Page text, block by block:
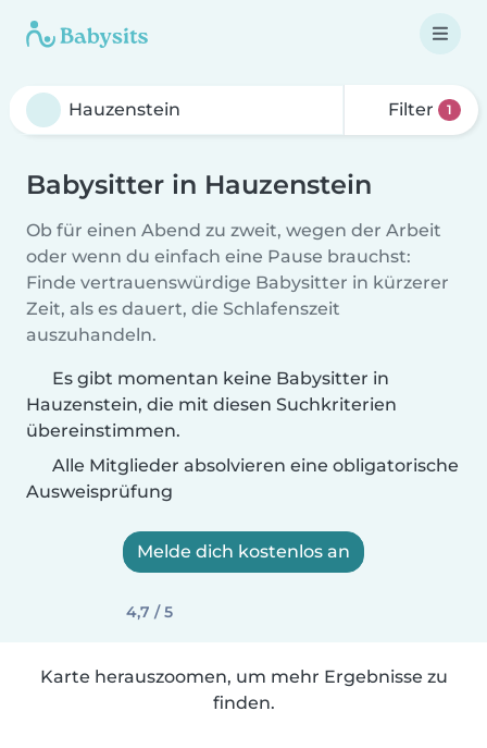
Filter 1
Babysitter in Hauzenstein
Ob für einen Abend zu zweit, wegen der Arbeit
oder wenn du einfach eine Pause brauchst:
Finde vertrauenswürdige Babysitter in kürzerer
Zeit, als es dauert, die Schlafenszeit
auszuhandeln.
Es gibt momentan keine Babysitter in
Hauzenstein, die mit diesen Suchkriterien
übereinstimmen.
Alle Mitglieder absolvieren eine obligatorische
Ausweisprüfung
Melde dich kostenlos an
4,7 / 5
Karte herauszoomen, um mehr Ergebnisse zu
finden.